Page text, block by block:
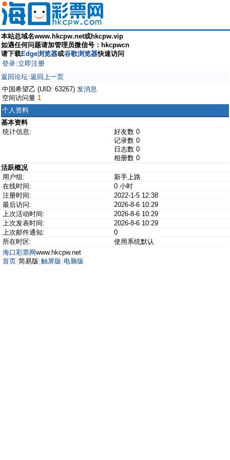
本站总域名www.hkcpw.net或hkcpw.vip
如遇任何问题请加管理员微信号：hkcpwcn
请下载Edge浏览器或谷歌浏览器快速访问
登录 立即注册
返回论坛 返回上一页
中国希望乙 (UID: 63267) 发消息
空间访问量 1
个人资料
基本资料
统计信息:
好友数 0
记录数 0
日志数 0
相册数 0
活跃概况
用户组:
新手上路
在线时间:
0 小时
注册时间:
2022-1-5 12:38
最后访问:
2026-8-6 10:29
上次活动时间:
2026-8-6 10:29
上次发表时间:
2026-8-6 10:29
上次邮件通知:
0
所在时区:
使用系统默认
海口彩票网www.hkcpw.net
首页 简易版 触屏版 电脑版